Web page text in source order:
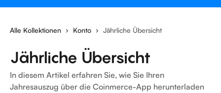
Alle Kollektionen Konto Jährliche Übersicht
Jährliche Übersicht
In diesem Artikel erfahren Sie, wie Sie Ihren
Jahresauszug über die Coinmerce-App herunterladen